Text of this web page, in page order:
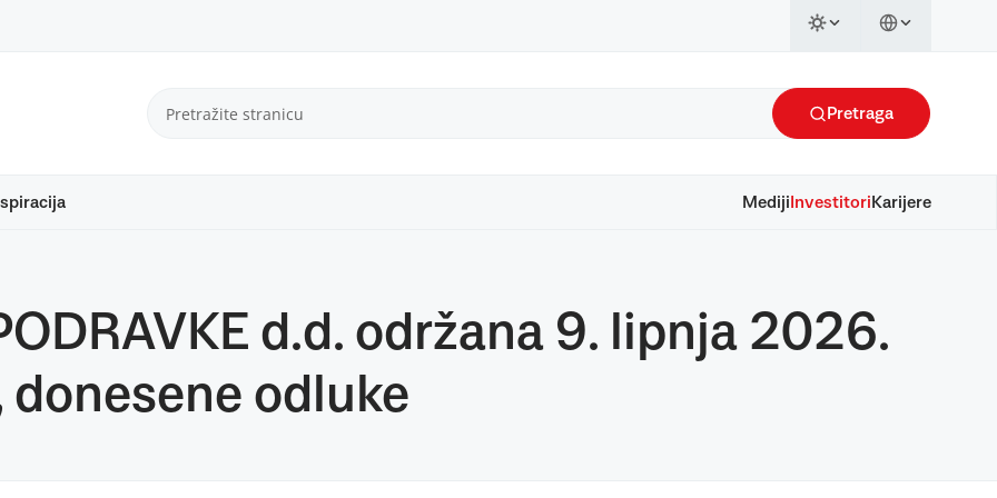
Pretraga
Mediji Investitori Karijere
d.d. održana 9. lipnja 2026.
odluke